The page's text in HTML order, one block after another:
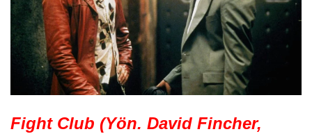
Fight Club (Yön. David Fincher,